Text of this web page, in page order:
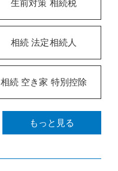
生前対策 相続税
相続 法定相続人
相続 空き家 特別控除
もっと見る